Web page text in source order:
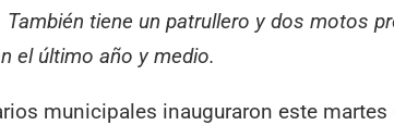
tiene un patrullero y dos motos
el último año y medio.
municipales inauguraron este